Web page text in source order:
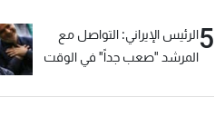
5الرئيس الإيراني: التواصل مع
المرشد "صعب جداً" في الوقت